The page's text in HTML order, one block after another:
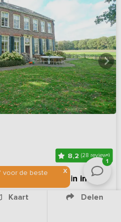
8,2 (28 reviews)
en grote tuin in de
X
voor de beste
1
Kaart Delen